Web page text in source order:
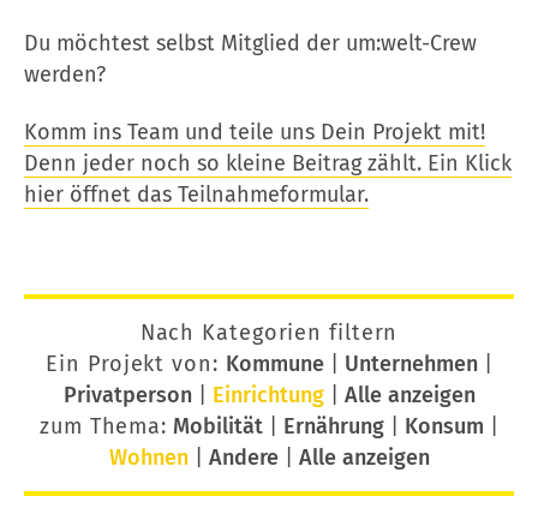
Du möchtest selbst Mitglied der um:welt-Crew
werden?
Komm ins Team und teile uns Dein Projekt mit!
Denn jeder noch so kleine Beitrag zählt. Ein Klick
hier öffnet das Teilnahmeformular.
Nach Kategorien filtern
Ein Projekt von: Kommune| Unternehmen|
Privatperson| Einrichtung| Alle anzeigen
zum Thema: Mobilität Ernährung Konsum
Wohnen| Andere| Alle anzeigen